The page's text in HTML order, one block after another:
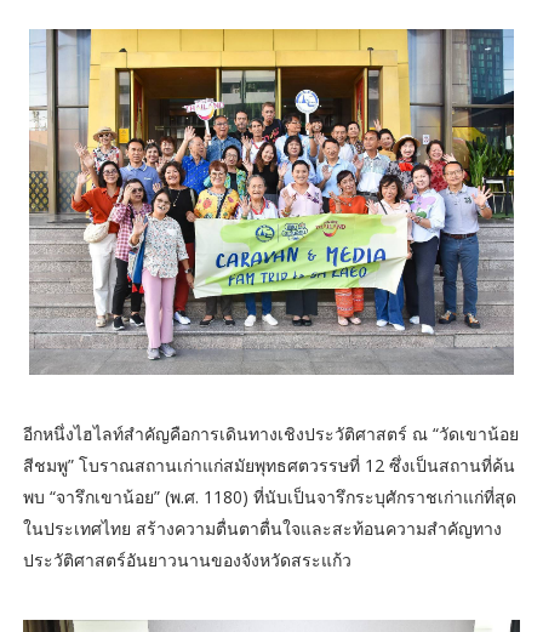
อีกหนึ่งไฮไลท์สำคัญคือการเดินทางเชิงประวัติศาสตร์ ณ “วัดเขาน้อย
สีชมพู” โบราณสถานเก่าแก่สมัยพุทธศตวรรษที่ 12 ซึ่งเป็นสถานที่ค้น
พบ “จารึกเขาน้อย” (พ.ศ. 1180) ที่นับเป็นจารึกระบุศักราชเก่าแก่ที่สุด
ในประเทศไทย สร้างความตื่นตาตื่นใจและสะท้อนความสำคัญทาง
ประวัติศาสตร์อันยาวนานของจังหวัดสระแก้ว